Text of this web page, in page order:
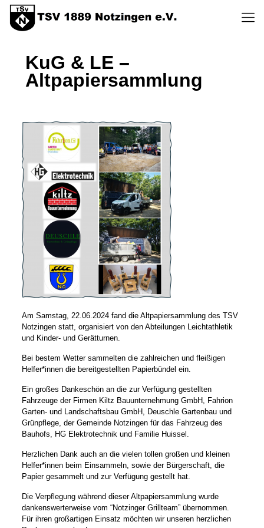
KuG & LE –
Altpapiersammlung
Am Samstag, 22.06.2024 fand die Altpapiersammlung des TSV
Notzingen statt, organisiert von den Abteilungen Leichtathletik
und Kinder- und Gerätturnen.
Bei bestem Wetter sammelten die zahlreichen und fleißigen
Helfer*innen die bereitgestellten Papierbündel ein.
Ein großes Dankeschön an die zur Verfügung gestellten
Fahrzeuge der Firmen Kiltz Bauunternehmung GmbH, Fahrion
Garten- und Landschaftsbau GmbH, Deuschle Gartenbau und
Grünpflege, der Gemeinde Notzingen für das Fahrzeug des
Bauhofs, HG Elektrotechnik und Familie Huissel.
Herzlichen Dank auch an die vielen tollen großen und kleinen
Helfer*innen beim Einsammeln, sowie der Bürgerschaft, die
Papier gesammelt und zur Verfügung gestellt hat.
Die Verpflegung während dieser Altpapiersammlung wurde
dankenswerterweise vom “Notzinger Grillteam” übernommen.
Für ihren großartigen Einsatz möchten wir unseren herzlichen